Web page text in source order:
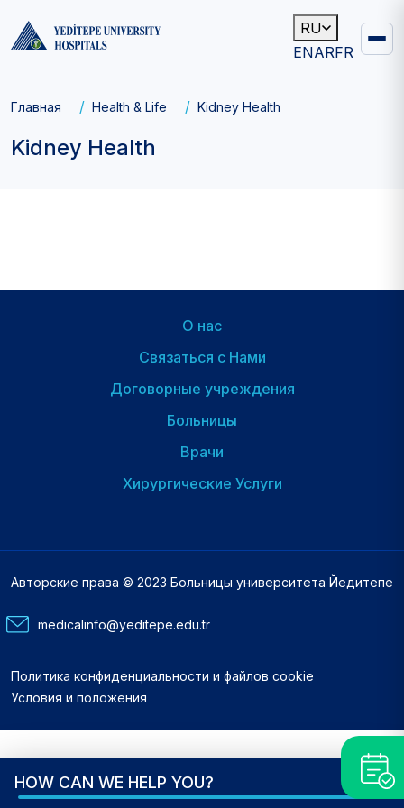
RU
ENARFR
navigation
HOW CAN WE HELP YOU?
Breadcrumb
Главная Health & Life Kidney Health
Kidney Health
О нас
Связаться с Нами
Договорные учреждения
Больницы
Врачи
Хирургические Услуги
Авторские права © 2023 Больницы университета Йедитепе
medicalinfo@yeditepe.edu.tr
Footer
Bottom
Политика конфиденциальности и файлов cookie
Условия и положения